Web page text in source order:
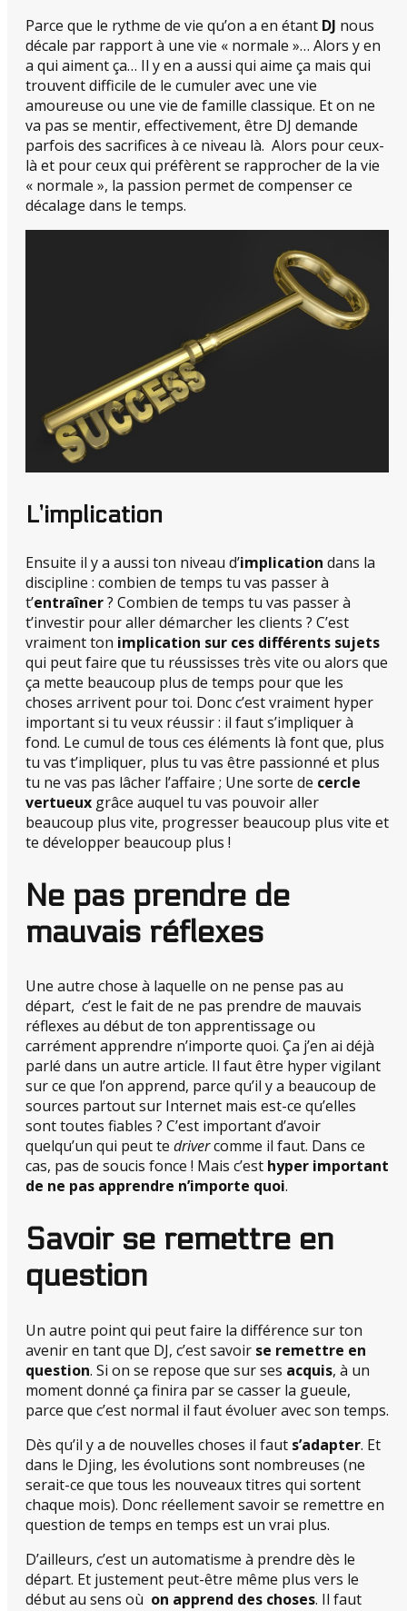
Parce que le rythme de vie qu’on a en étant DJ nous
décale par rapport à une vie « normale »… Alors y en
a qui aiment ça… Il y en a aussi qui aime ça mais qui
trouvent difficile de le cumuler avec une vie
amoureuse ou une vie de famille classique. Et on ne
va pas se mentir, effectivement, être DJ demande
parfois des sacrifices à ce niveau là. Alors pour ceux-
là et pour ceux qui préfèrent se rapprocher de la vie
« normale », la passion permet de compenser ce
décalage dans le temps.
L’implication
Ensuite il y a aussi ton niveau d’implication dans la
discipline : combien de temps tu vas passer à
t’entraîner? Combien de temps tu vas passer à
t’investir pour aller démarcher les clients ? C’est
vraiment ton implication sur ces différents sujets
qui peut faire que tu réussisses très vite ou alors que
ça mette beaucoup plus de temps pour que les
choses arrivent pour toi. Donc c’est vraiment hyper
important si tu veux réussir : il faut s’impliquer à
fond. Le cumul de tous ces éléments là font que, plus
tu vas t’impliquer, plus tu vas être passionné et plus
tu ne vas pas lâcher l’affaire ; Une sorte de cercle
vertueux grâce auquel tu vas pouvoir aller
beaucoup plus vite, progresser beaucoup plus vite et
te développer beaucoup plus !
Ne pas prendre de
mauvais réflexes
Une autre chose à laquelle on ne pense pas au
départ, c’est le fait de ne pas prendre de mauvais
réflexes au début de ton apprentissage ou
carrément apprendre n’importe quoi. Ça j’en ai déjà
parlé dans un autre article. Il faut être hyper vigilant
sur ce que l’on apprend, parce qu’il y a beaucoup de
sources partout sur Internet mais est-ce qu’elles
sont toutes fiables ? C’est important d’avoir
quelqu’un qui peut te drivercomme il faut. Dans ce
cas, pas de soucis fonce ! Mais c’est hyper important
de ne pas apprendre n’importe quoi.
Savoir se remettre en
question
Un autre point qui peut faire la différence sur ton
avenir en tant que DJ, c’est savoir se remettre en
question. Si on se repose que sur ses acquis, à un
moment donné ça finira par se casser la gueule,
parce que c’est normal il faut évoluer avec son temps.
Dès qu’il y a de nouvelles choses il faut s’adapter. Et
dans le Djing, les évolutions sont nombreuses (ne
serait-ce que tous les nouveaux titres qui sortent
chaque mois). Donc réellement savoir se remettre en
question de temps en temps est un vrai plus.
D’ailleurs, c’est un automatisme à prendre dès le
départ. Et justement peut-être même plus vers le
début au sens où on apprend des choses. Il faut